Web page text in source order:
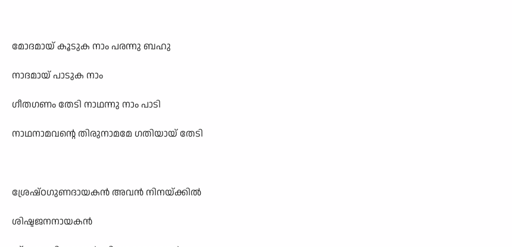
മോദമായ് കൂടുക നാം പരന്നു ബഹു
നാദമായ് പാടുക നാം
ഗീതഗണം തേടി നാഥന്നു നാം പാടി
നാഥനാമവന്റെ തിരുനാമമേ ഗതിയായ് തേടി
ശ്രേഷ്ഠഗുണദായകൻ അവൻ നിനയ്ക്കിൽ
ശിഷ്ടജനനായകൻ